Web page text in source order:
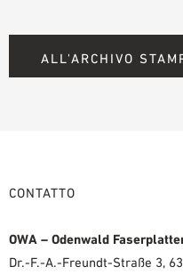
ALL'ARCHIVO
CONTATTO
OWA – Odenwald
Dr.-F.-A.-Freundt-Straße 3,